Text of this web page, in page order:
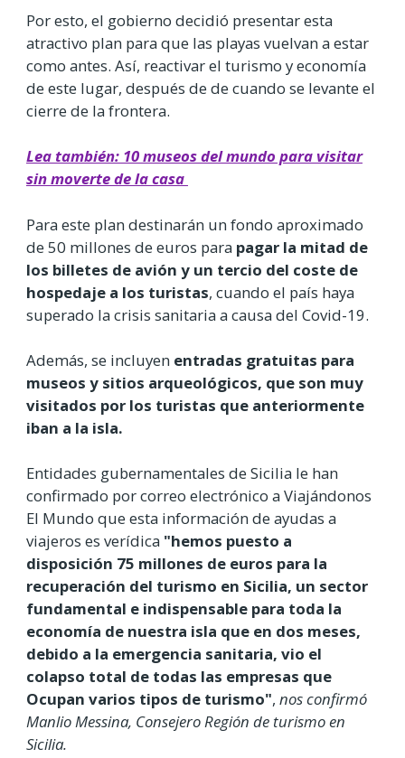
Por esto, el gobierno decidió presentar esta
atractivo plan para que las playas vuelvan a estar
como antes. Así, reactivar el turismo y economía
de este lugar, después de de cuando se levante el
cierre de la frontera.
Lea también: 10 museos del mundo para visitar
sin moverte de la casa
Para este plan destinarán un fondo aproximado
de 50 millones de euros para pagar la mitad de
los billetes de avión y un tercio del coste de
hospedaje a los turistas, cuando el país haya
superado la crisis sanitaria a causa del Covid-19.
Además, se incluyen entradas gratuitas para
museos y sitios arqueológicos, que son muy
visitados por los turistas que anteriormente
iban a la isla.
Entidades gubernamentales de Sicilia le han
confirmado por correo electrónico a Viajándonos
El Mundo que esta información de ayudas a
viajeros es verídica "hemos puesto a
disposición 75 millones de euros para la
recuperación del turismo en Sicilia, un sector
fundamental e indispensable para toda la
economía de nuestra isla que en dos meses,
debido a la emergencia sanitaria, vio el
colapso total de todas las empresas que
Ocupan varios tipos de turismo", nos confirmó
Manlio Messina, Consejero Región de turismo en
Sicilia.